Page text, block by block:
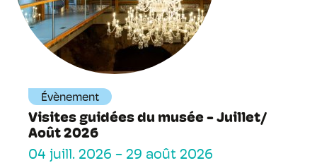
Évènement
Visites guidées du musée - Juillet/
Août 2026
04 juill. 2026 - 29 août 2026